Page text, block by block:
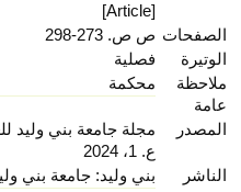
[Article]
الصفحات ص ص. 273-298
الوتيرة
فصلية
ملاحظة
عامة
محكمة
المصدر
ع. 1، 2024
الناشر
بني وليد: جامعة بني وليد،